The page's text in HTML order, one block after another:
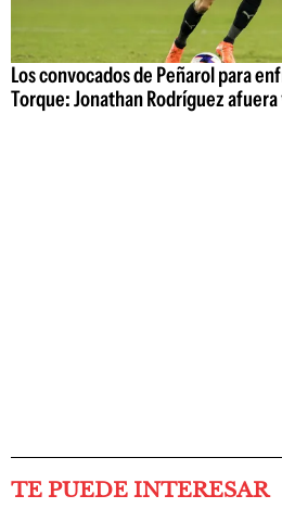
Los convocados de Peñarol para
Torque: Jonathan Rodríguez
TE PUEDE INTERESAR